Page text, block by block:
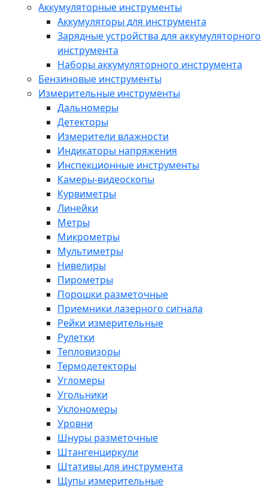
Аккумуляторные инструменты
Аккумуляторы для инструмента
Зарядные устройства для аккумуляторного
инструмента
Наборы аккумуляторного инструмента
Бензиновые инструменты
Измерительные инструменты
Дальномеры
Детекторы
Измерители влажности
Индикаторы напряжения
Инспекционные инструменты
Камеры-видеоскопы
Курвиметры
Линейки
Метры
Микрометры
Мультиметры
Нивелиры
Пирометры
Порошки разметочные
Приемники лазерного сигнала
Рейки измерительные
Рулетки
Тепловизоры
Термодетекторы
Угломеры
Угольники
Уклономеры
Уровни
Шнуры разметочные
Штангенциркули
Штативы для инструмента
Щупы измерительные